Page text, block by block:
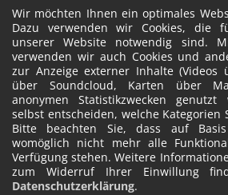
Wir möchten Ihnen ein optimales
Dazu verwenden wir Cookies, die
unserer Website notwendig sind.
verwenden wir auch Cookies und
zur Anzeige externer Inhalte (Videos
über Soundcloud, Karten über
anonymen Statistikzwecken
selbst entscheiden, welche Kategorien
Bitte beachten Sie, dass auf
womöglich nicht mehr alle
Verfügung stehen. Weitere
zum Widerruf Ihrer Einwillung
Datenschutzerklärung.